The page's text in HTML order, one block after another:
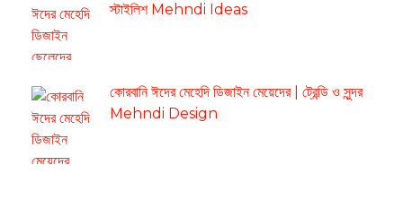
স্টাইলিশ Mehndi Ideas
কোরবানি ঈদের মেহেদি ডিজাইন মেয়েদের | ট্রেন্ডি ও সুন্দর
Mehndi Design